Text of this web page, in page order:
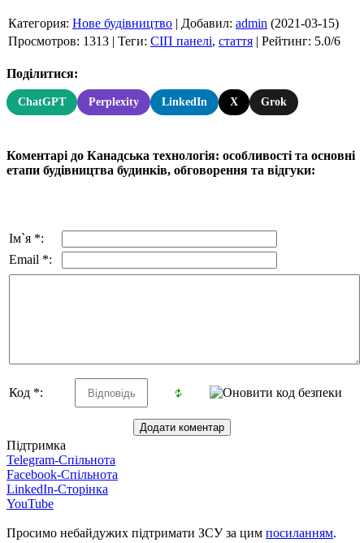
Категория: Нове будівництво | Добавил: admin (2021-03-15)
Просмотров: 1313 | Теги: СІП панелі, стаття | Рейтинг: 5.0/6
Поділитися:
ChatGPT Perplexity LinkedIn X Grok
Коментарі до Канадська технологія: особливості та основні
етапи будівництва будинків, обговорення та відгуки:
Ім`я *:
Email *:
Код *:
Підтримка
Telegram-Спільнота
Facebook-Спільнота
LinkedIn-Сторінка
YouTube
Просимо небайдужих підтримати ЗСУ за цим посиланням.